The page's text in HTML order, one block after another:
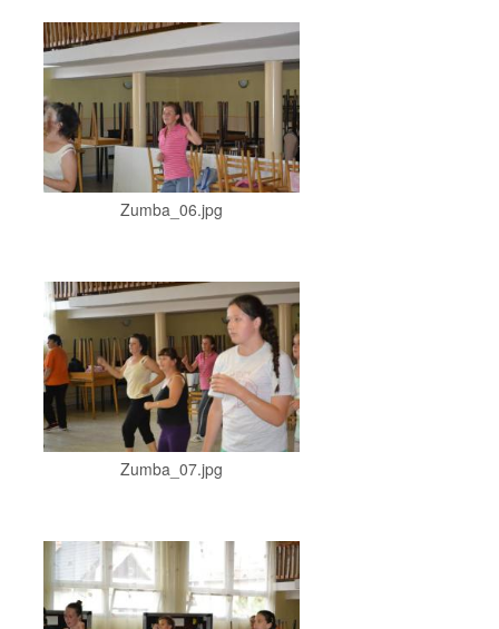
Zumba_06.jpg
Zumba_07.jpg